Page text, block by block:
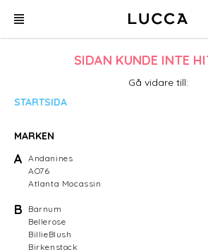
SIDAN KUNDE INTE
Gå vidare till:
STARTSIDA
MARKEN
A Andanines
AO76
Atlanta Mocassin
B
Barnum
Bellerose
BillieBlush
Birkenstock